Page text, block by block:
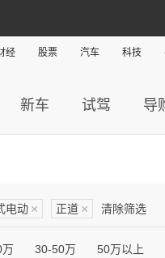
经 股票 汽车 科技
新车 试驾 导
电动 × 正道 × 清除筛选
万 30-50万 50万以上